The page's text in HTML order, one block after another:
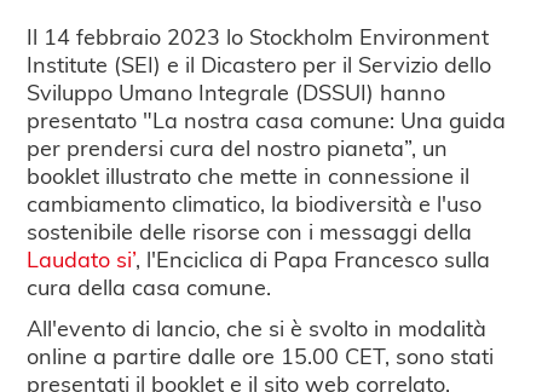
Il 14 febbraio 2023 lo Stockholm Environment
Institute (SEI) e il Dicastero per il Servizio dello
Sviluppo Umano Integrale (DSSUI) hanno
presentato "La nostra casa comune: Una guida
per prendersi cura del nostro pianeta”, un
booklet illustrato che mette in connessione il
cambiamento climatico, la biodiversità e l'uso
sostenibile delle risorse con i messaggi della
Laudato si’, l'Enciclica di Papa Francesco sulla
cura della casa comune.
All'evento di lancio, che si è svolto in modalità
online a partire dalle ore 15.00 CET, sono stati
presentati il booklet e il sito web correlato,